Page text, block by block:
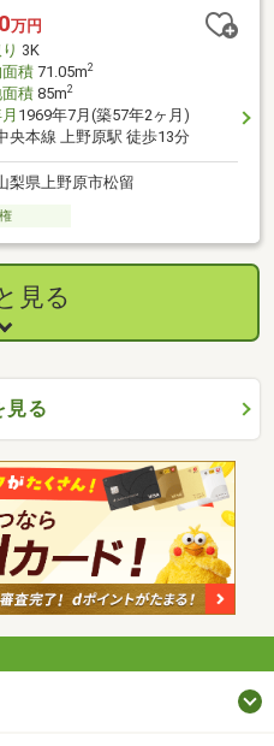
万円
3K
積71.05m2
積85m2
1969年7月(築57年2ヶ月)
央本線 上野原駅 徒歩13分
梨県上野原市松留
見る
見る